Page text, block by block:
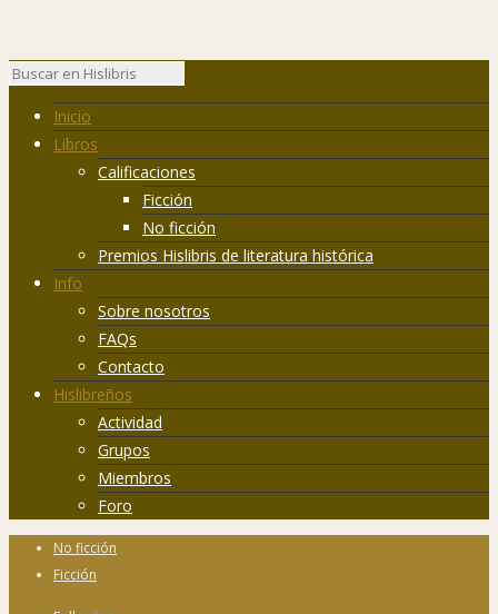
Inicio
Libros
Calificaciones
Ficción
No ficción
Premios Hislibris de literatura histórica
Info
Sobre nosotros
FAQs
Contacto
Hislibreños
Actividad
Grupos
Miembros
Foro
No ficción
Ficción